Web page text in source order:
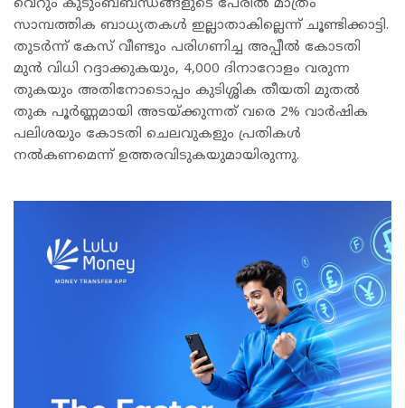
വെറും കുടുംബബന്ധങ്ങളുടെ പേരിൽ മാത്രം
സാമ്പത്തിക ബാധ്യതകൾ ഇല്ലാതാകില്ലെന്ന് ചൂണ്ടിക്കാട്ടി.
തുടർന്ന് കേസ് വീണ്ടും പരിഗണിച്ച അപ്പീൽ കോടതി
മുൻ വിധി റദ്ദാക്കുകയും, 4,000 ദിനാറോളം വരുന്ന
തുകയും അതിനോടൊപ്പം കുടിശ്ശിക തീയതി മുതൽ
തുക പൂർണ്ണമായി അടയ്ക്കുന്നത് വരെ 2% വാർഷിക
പലിശയും കോടതി ചെലവുകളും പ്രതികൾ
നൽകണമെന്ന് ഉത്തരവിടുകയുമായിരുന്നു.